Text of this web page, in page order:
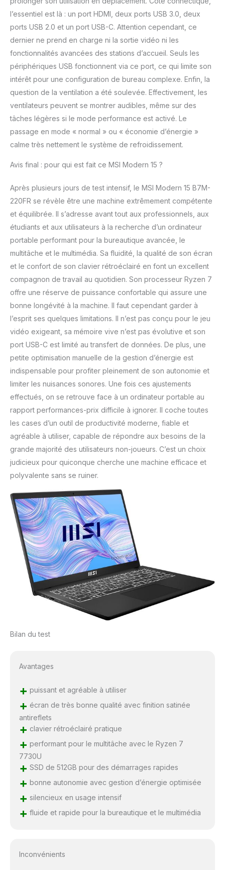
l’essentiel est là : un port HDMI, deux ports USB 3.0, deux
ports USB 2.0 et un port USB-C. Attention cependant, ce
dernier ne prend en charge ni la sortie vidéo ni les
fonctionnalités avancées des stations d’accueil. Seuls les
périphériques USB fonctionnent via ce port, ce qui limite son
intérêt pour une configuration de bureau complexe. Enfin, la
question de la ventilation a été soulevée. Effectivement, les
ventilateurs peuvent se montrer audibles, même sur des
tâches légères si le mode performance est activé. Le
passage en mode « normal » ou « économie d’énergie »
calme très nettement le système de refroidissement.
Avis final : pour qui est fait ce MSI Modern 15 ?
Après plusieurs jours de test intensif, le MSI Modern 15 B7M-
220FR se révèle être une machine extrêmement compétente
et équilibrée. Il s’adresse avant tout aux professionnels, aux
étudiants et aux utilisateurs à la recherche d’un ordinateur
portable performant pour la bureautique avancée, le
multitâche et le multimédia. Sa fluidité, la qualité de son écran
et le confort de son clavier rétroéclairé en font un excellent
compagnon de travail au quotidien. Son processeur Ryzen 7
offre une réserve de puissance confortable qui assure une
bonne longévité à la machine. Il faut cependant garder à
l’esprit ses quelques limitations. Il n’est pas conçu pour le jeu
vidéo exigeant, sa mémoire vive n’est pas évolutive et son
port USB-C est limité au transfert de données. De plus, une
petite optimisation manuelle de la gestion d’énergie est
indispensable pour profiter pleinement de son autonomie et
limiter les nuisances sonores. Une fois ces ajustements
effectués, on se retrouve face à un ordinateur portable au
rapport performances-prix difficile à ignorer. Il coche toutes
les cases d’un outil de productivité moderne, fiable et
agréable à utiliser, capable de répondre aux besoins de la
grande majorité des utilisateurs non-joueurs. C’est un choix
judicieux pour quiconque cherche une machine efficace et
polyvalente sans se ruiner.
Bilan du test
Avantages
+ puissant et agréable à utiliser
+ écran de très bonne qualité avec finition satinée
antireflets
+ clavier rétroéclairé pratique
+ performant pour le multitâche avec le Ryzen 7
7730U
+ SSD de 512GB pour des démarrages rapides
+ bonne autonomie avec gestion d’énergie optimisée
+ silencieux en usage intensif
+ fluide et rapide pour la bureautique et le multimédia
Inconvénients